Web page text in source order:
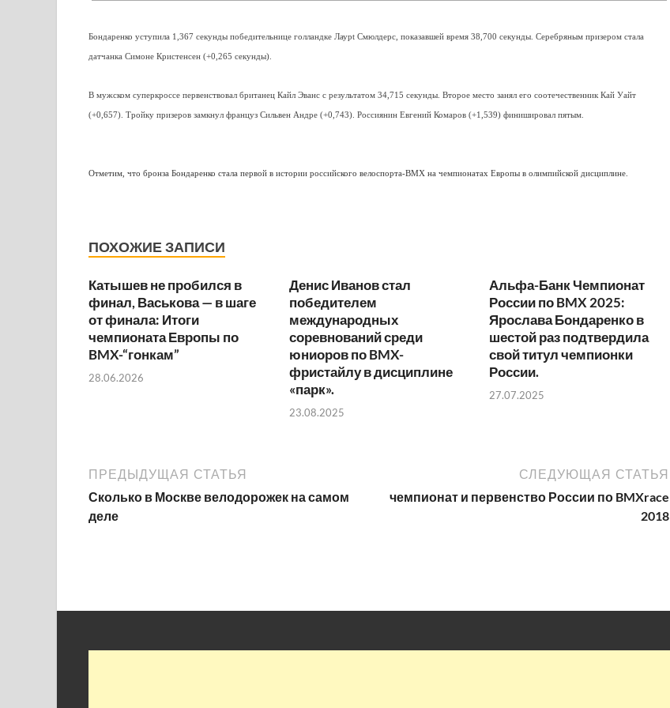
Бондаренко уступила 1,367 секунды победительнице голландке Лаурt Смюлдерс , показавшей время 38,700 секунды. Серебряным призером стала
датчанка Симоне Кристенсен (+0,265 секунды).
В мужском суперкроссе первенствовал британец Кайл Эванс с результатом 34,715 секунды. Второе место занял его соотечественник Кай Уайт
(+0,657). Тройку призеров замкнул француз Сильвен Андре (+0,743). Россиянин Евгений Комаров (+1,539) финишировал пятым.
Отметим, что бронза Бондаренко стала первой в истории российского велоспорта-ВМХ на чемпионатах Европы в олимпийской дисциплине.
ПОХОЖИЕ ЗАПИСИ
Катышев не пробился в
финал, Васькова — в шаге
от финала: Итоги
чемпионата Европы по
BMX-“гонкам”
28.06.2026
Денис Иванов стал
победителем
международных
соревнований среди
юниоров по BMX-
фристайлу в дисциплине
«парк».
23.08.2025
Альфа-Банк Чемпионат
России по BMX 2025:
Ярослава Бондаренко в
шестой раз подтвердила
свой титул чемпионки
России.
27.07.2025
ПРЕДЫДУЩАЯ СТАТЬЯ
Сколько в Москве велодорожек на самом
деле
СЛЕДУЮЩАЯ СТАТЬЯ
чемпионат и первенство России по BMXrace
2018